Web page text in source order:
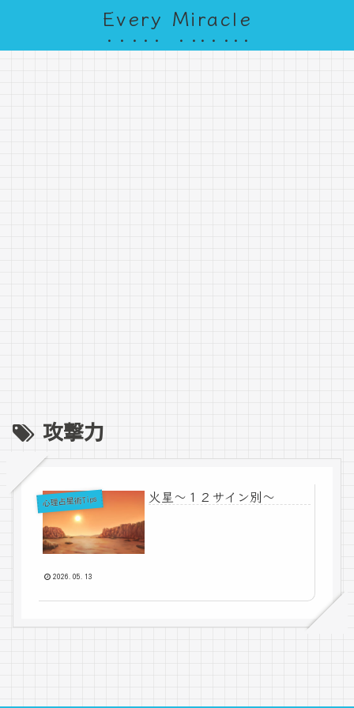
Every Miracle
攻撃力
心理占星術Tips 火星～１２サイン別～
2026.05.13